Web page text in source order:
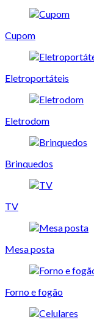
Cupom
Eletroportáteis
Eletrodom
Brinquedos
TV
Mesa posta
Forno e fogão